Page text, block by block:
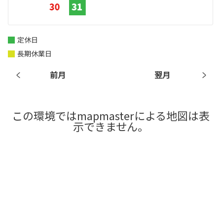
前月 翌月
定休日
長期休業日
この環境ではmapmasterによる地図は表
示できません。